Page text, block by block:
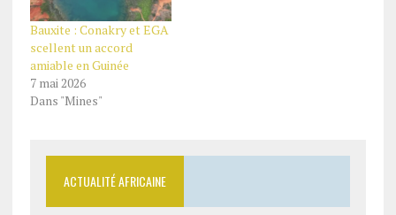
Bauxite : Conakry et EGA
scellent un accord
amiable en Guinée
7 mai 2026
Dans "Mines"
ACTUALITÉ AFRICAINE